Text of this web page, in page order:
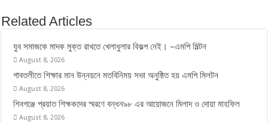
Related Articles
যুব সমাজকে মাদক মুক্ত রাখতে খেলাধুলার বিকল্প নেই। –এমপি মিল্টন
August 8, 2026
‎গাবতলীতে শিক্ষার মান উন্নয়নে ‎মতবিনিময় সভা অনুষ্ঠিত হয় ‎এমপি মিলটন
August 8, 2026
শিবগঞ্জে প্রয়াত শিক্ষকদের স্মরণে বন্ধন৯৮ এর আয়োজনে মিলাদ ও দোয়া মাহফিল
August 8, 2026